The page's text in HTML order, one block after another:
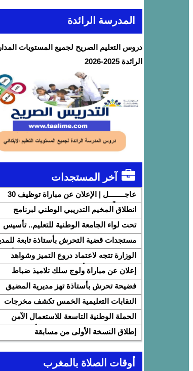
المدرسة الرائدة
دروس التعليم الصريح لجميع المستويات
الرائدة 2025-2026
آخر المستجدات
عاجــــــــل | الإعلان عن مباراة توظيف 30
متصرفاً من الدرجة الثانية بقطاع الشباب
انطلاق المخيم التدريبي الوطني لبرنامج
DigiSchool بشراكة مع شركة هواوي المغرب
تحت لواء الجامعة الوطنية للتعليم.. تأسيس
النقابة الوطنية للمتصرفين والمتصرفات
التربية الوطنية SNASE وانتخاب مكتبها
الوطني
مستجدات قضية التحرش بأستاذة تابعة
الإقليمية المضيق الفنيدق ولجنة تابعة
الجهوية للتربية والتكوين بجهة طنجة تطوان
الحسيمة، تحل بذات المديرية الإقليمية
الوزارة تتجه لاعتماد دروع التميز وشواهد
تقديرية لتثمين الأداء التربوي بمؤسسات
إعلان عن مباراة ولوج سلك تلاميذ ضباط
المدرسة الملكية الجوية لسنة 2026
فضيحة تحرش بأستاذة تهز مديرية المضيق
الفنيدق… تحقيق عاجل ولجنة تفتيش على
الخط
النقابات التعليمية الخمس تكشف مخرجات
اجتماع 12 فبراير مع وزارة التربية والتعليم
وتطالب بتسريع تنزيل الالتزامات
الحملة الوطنية التاسعة للاستعمال الآمن
للإنترنت: تعبئة تربوية لمواجهة الأخبار الزائفة
في عصر الذكاء الاصطناعي
إطلاق النسخة الأولى من مسابقة
“Cap'Lecture Maroc” لتعزيز القراءة
بالفرنسية سنة 2026
أوقات الصلاة بالمغرب